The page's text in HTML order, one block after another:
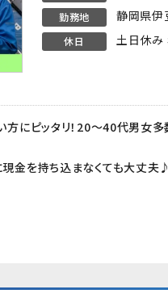
勤務地 静岡県伊
休日 土日休み
方にピッタリ！20～40代男女
金を持ち込まなくても大丈夫♪